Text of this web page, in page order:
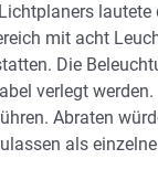
mit acht
Die
verlegt
Abraten
als